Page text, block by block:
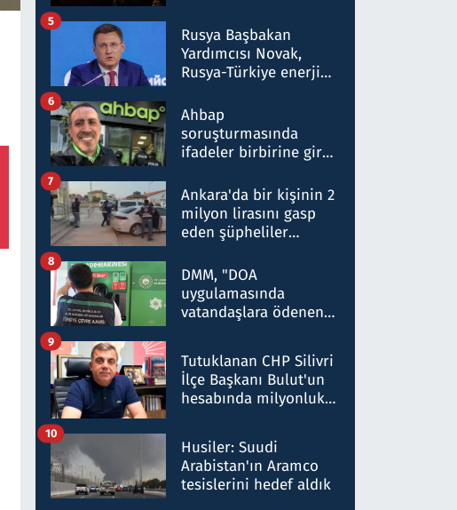
Rusya Başbakan
Yardımcısı Novak,
Rusya-Türkiye enerji
nitelikte olduğunu
belirtti
5
Ahbap
soruşturmasında
ifadeler birbirine girdi:
ifadelerinden ortaya
çıkan tablo şok etti
6
Ankara'da bir kişinin 2
milyon lirasını gasp
eden şüpheliler
7
DMM, "DOA
uygulamasında
vatandaşlara ödenen
düşürüldüğü" iddiasını
yalanladı
8
Tutuklanan CHP Silivri
İlçe Başkanı Bulut'un
hesabında milyonluk
talimat verdi, ben
gönderdim
9
Husiler: Suudi
Arabistan'ın Aramco
tesislerini hedef aldık
10